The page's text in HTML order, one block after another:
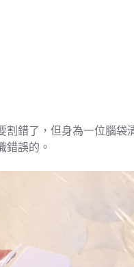
割錯了，但身為一位腦袋
錯誤的。